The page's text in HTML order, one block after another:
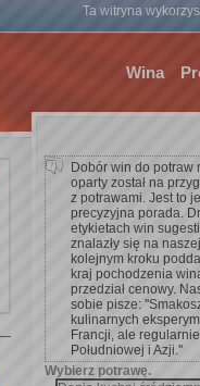
Ta witryna
Wina
Dobór win do potraw
oparty został na
z potrawami. Jest to
precyzyjna porada.
etykietach win
znalazły się na
kolejnym kroku
kraj pochodzenia
przedział cenowy.
sobie pisze:
kulinarnych
Francji, ale
Południowej i Azji.''
Wybierz potrawę.